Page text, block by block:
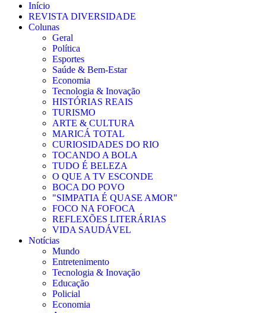
Início
REVISTA DIVERSIDADE
Colunas
Geral
Política
Esportes
Saúde & Bem-Estar
Economia
Tecnologia & Inovação
HISTÓRIAS REAIS
TURISMO
ARTE & CULTURA
MARICÁ TOTAL
CURIOSIDADES DO RIO
TOCANDO A BOLA
TUDO É BELEZA
O QUE A TV ESCONDE
BOCA DO POVO
"SIMPATIA É QUASE AMOR"
FOCO NA FOFOCA
REFLEXÕES LITERÁRIAS
VIDA SAUDÁVEL
Notícias
Mundo
Entretenimento
Tecnologia & Inovação
Educação
Policial
Economia